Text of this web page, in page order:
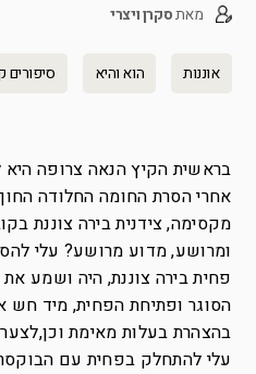
מאתסקרן ויצרי
אוננות הוא והיא סיפורים
בראשית הקיץ הנאה צרופה היא
אחרי הסרת החומה החלודה
מקסימה, צידנית בירה צוננת
ומרושע, מדוע מרושע? עלי
פחית בירה צוננת, היה ושמע
הסוגר ופתיחת הפחית, מיד חש
בהצהרת בעלות מאימת
עלי להתחלק בפחית עם